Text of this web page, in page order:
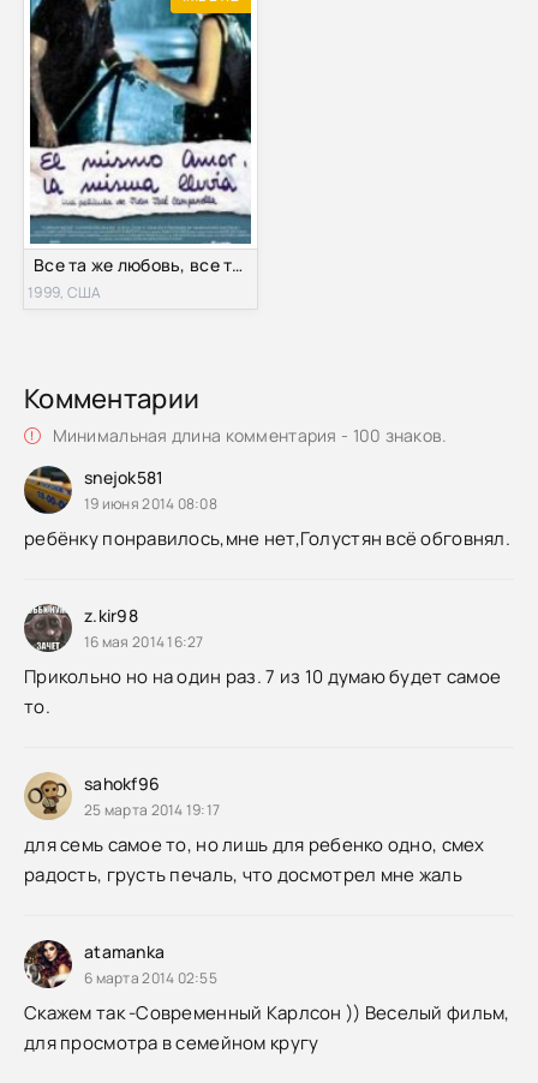
Все та же любовь, все тот же дождь (1999)
1999, США
Комментарии
Минимальная длина комментария - 100 знаков.
snejok581
19 июня 2014 08:08
ребёнку понравилось,мне нет,Голустян всё обговнял.
z.kir98
16 мая 2014 16:27
Прикольно но на один раз. 7 из 10 думаю будет самое
то.
sahokf96
25 марта 2014 19:17
для семь самое то, но лишь для ребенко одно, смех
радость, грусть печаль, что досмотрел мне жаль
atamanka
6 марта 2014 02:55
Скажем так -Современный Карлсон )) Веселый фильм,
для просмотра в семейном кругу